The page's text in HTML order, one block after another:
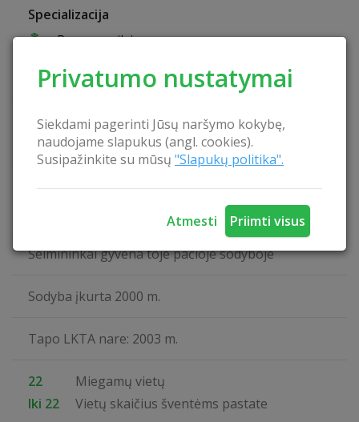
Privatumo nustatymai
Siekdami pagerinti Jūsų naršymo kokybę,
naudojame slapukus (angl. cookies).
Susipažinkite su mūsų "Slapukų politika".
Atmesti Priimti visus
Specializacija
Ramus poilsis
Šeimos šventės
Šeimininkai kalba
Angliškai
Svečiai priimami
Šeimininkai gyvena toje pačioje sodyboje
Sodyba įkurta 2000 m.
Tapo LKTA nare: 2003 m.
22
Miegamų vietų
Iki 22
Vietų skaičius šventėms pastate